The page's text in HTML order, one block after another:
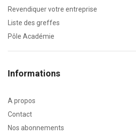
Revendiquer votre entreprise
Liste des greffes
Pôle Académie
Informations
A propos
Contact
Nos abonnements